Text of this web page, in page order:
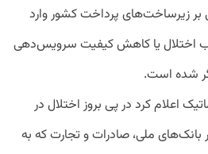
بر زیرساخت‌های پرداخت کشور وارد
اختلال یا کاهش کیفیت سرویس‌دهی
شده است.
اعلام کرد در پی بروز اختلال در
بانک‌های ملی، صادرات و تجارت که به